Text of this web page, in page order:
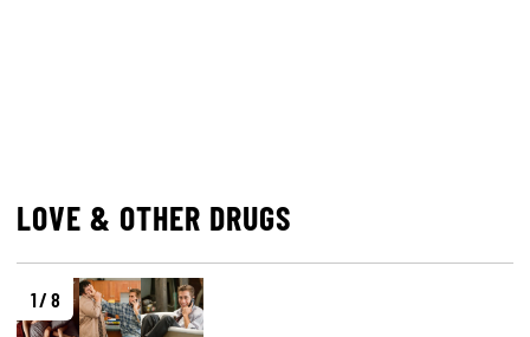
LOVE & OTHER DRUGS
1 / 8